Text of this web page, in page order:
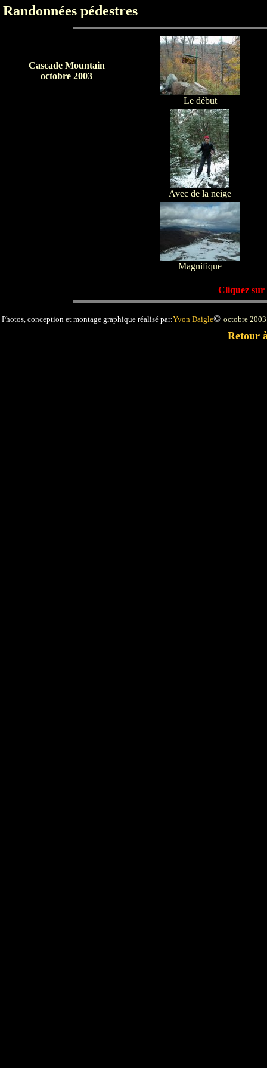
Randonnées pédestres
Cascade Mountain
octobre 2003
Le début
Avec de la neige
Magnifique
Cliquez sur
Photos, conception et montage graphique réalisé par:Yvon Daigle© octobre
Retour